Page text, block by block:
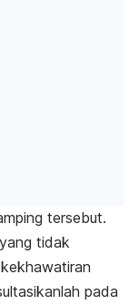
tersebut.
tidak
pada